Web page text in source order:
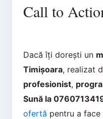
Call to
Dacă îți dorești un
Timișoara, realizat
profesionist,
Sună la
ofertă pentru a